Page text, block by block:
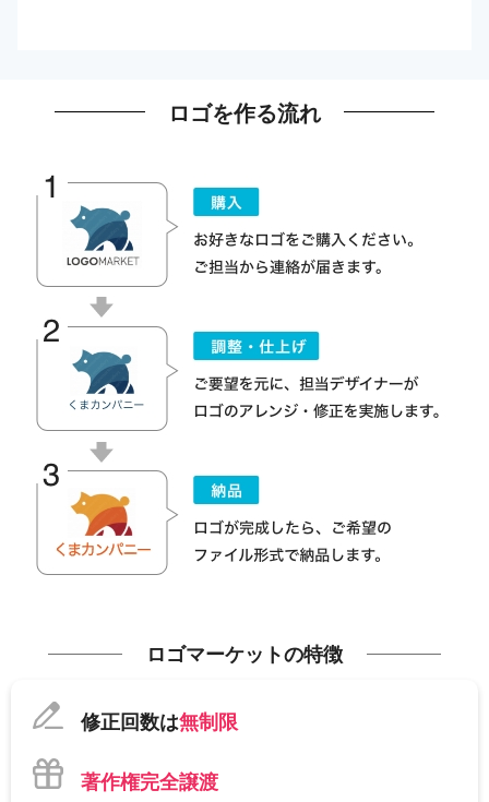
ロゴを作る流れ
ロゴマーケットの特徴
修正回数は無制限
著作権完全譲渡